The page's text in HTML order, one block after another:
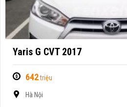
Yaris G CVT 2017
642triệu
Hà Nội